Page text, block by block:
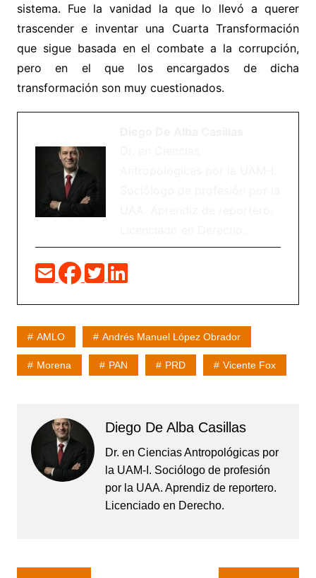
sistema. Fue la vanidad la que lo llevó a querer
trascender e inventar una Cuarta Transformación
que sigue basada en el combate a la corrupción,
pero en el que los encargados de dicha
transformación son muy cuestionados.
AMLO Andrés Manuel López Obrador
Morena PAN PRD Vicente Fox
Diego De Alba Casillas
Dr. en Ciencias Antropológicas por
la UAM-I. Sociólogo de profesión
por la UAA. Aprendiz de reportero.
Licenciado en Derecho.